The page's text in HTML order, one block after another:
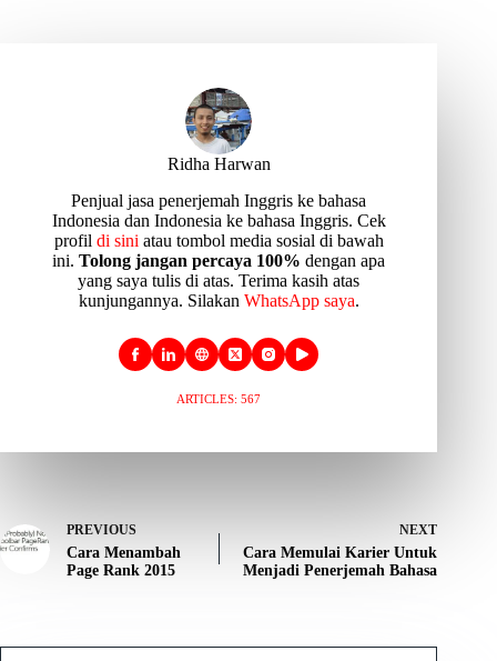
Ridha Harwan
Penjual jasa penerjemah Inggris ke bahasa
Indonesia dan Indonesia ke bahasa Inggris. Cek
profil di sini atau tombol media sosial di bawah
ini.Tolong jangan percaya 100% dengan apa
yang saya tulis di atas. Terima kasih atas
kunjungannya. Silakan WhatsApp saya.
ARTICLES: 567
PREVIOUS
Cara Menambah
Page Rank 2015
NEXT
Cara Memulai Karier Untuk
Menjadi Penerjemah Bahasa